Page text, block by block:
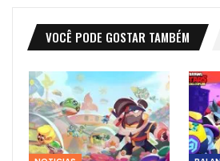
VOCÊ PODE GOSTAR TAMBÉM